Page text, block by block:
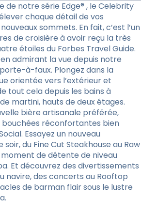
de notre série Edge® , le Celebrity
chaque détail de vos
sommets. En fait, c’est l’un
de croisière à avoir reçu la très
étoiles du Forbes Travel Guide.
admirant la vue depuis notre
à-faux. Plongez dans la
orientée vers l’extérieur et
tout cela depuis les bains à
martini, hauts de deux étages.
bière artisanale préférée,
réconfortantes bien
Essayez un nouveau
du Fine Cut Steakhouse au Raw
moment de détente de niveau
Et découvrez des divertissements
navire, des concerts au Rooftop
de barman flair sous le lustre